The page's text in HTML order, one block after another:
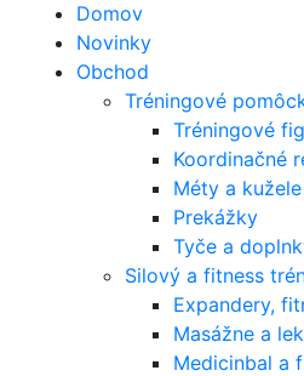
Domov
Novinky
Obchod
Tréningové
Tréningové
Koordinačné
Méty a kužele
Prekážky
Tyče a
Silový a fitness
Expandery,
Masážne a
Medicinbal a